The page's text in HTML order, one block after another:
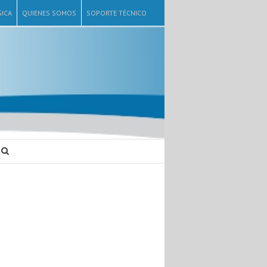
QUIENES SOMOS SOPORTE TÉCNICO